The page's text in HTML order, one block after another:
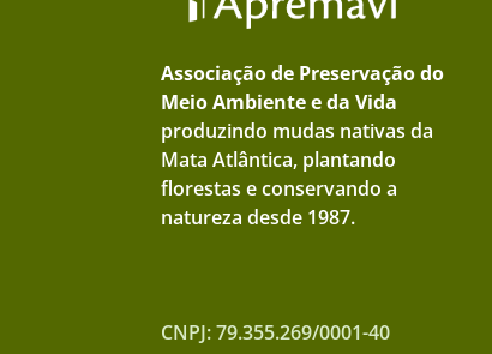
Associação de Preservação do
Meio Ambiente e da Vida
produzindo mudas nativas da
Mata Atlântica, plantando
florestas e conservando a
natureza desde 1987.
CNPJ: 79.355.269/0001-40